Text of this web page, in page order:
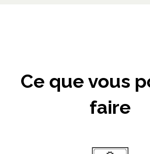
Ce que vous
faire